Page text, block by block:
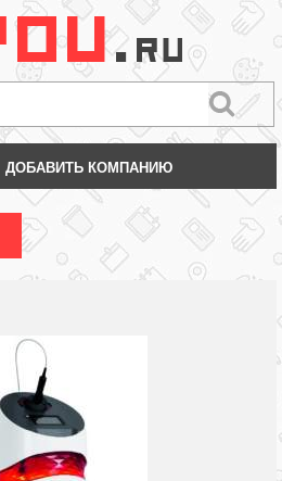
ДОБАВИТЬ КОМПАНИЮ